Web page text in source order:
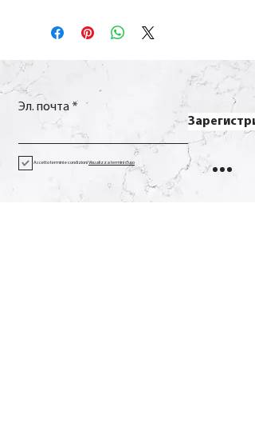
Эл. почта
Accetto termini e condizioniVisualizza termini d'uso